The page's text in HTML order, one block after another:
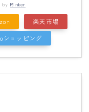
by Rinker
楽天市場
ショッピング